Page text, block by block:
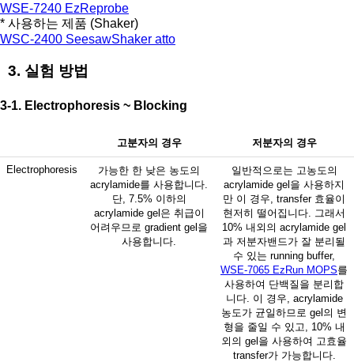
WSE-7240 EzReprobe
* 사용하는 제품 (Shaker)
WSC-2400 SeesawShaker atto
3. 실험 방법
3-1. Electrophoresis ~ Blocking
고분자의 경우 저분자의 경우
Electrophoresis
가능한 한 낮은 농도의
acrylamide를 사용합니다.
단, 7.5% 이하의
acrylamide gel은 취급이
어려우므로 gradient gel을
사용합니다.
일반적으로는 고농도의
acrylamide gel을 사용하지
만 이 경우, transfer 효율이
현저히 떨어집니다. 그래서
10% 내외의 acrylamide gel
과 저분자밴드가 잘 분리될
수 있는 running buffer,
WSE-7065 EzRun MOPS를
사용하여 단백질을 분리합
니다. 이 경우, acrylamide
농도가 균일하므로 gel의 변
형을 줄일 수 있고, 10% 내
외의 gel을 사용하여 고효율
transfer가 가능합니다.